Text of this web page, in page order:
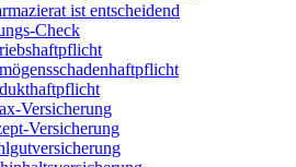
ist entscheidend
Check
Versicherung
Versicherung